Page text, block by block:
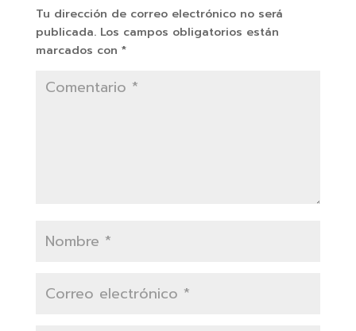
Tu dirección de correo electrónico no será
publicada. Los campos obligatorios están
marcados con *